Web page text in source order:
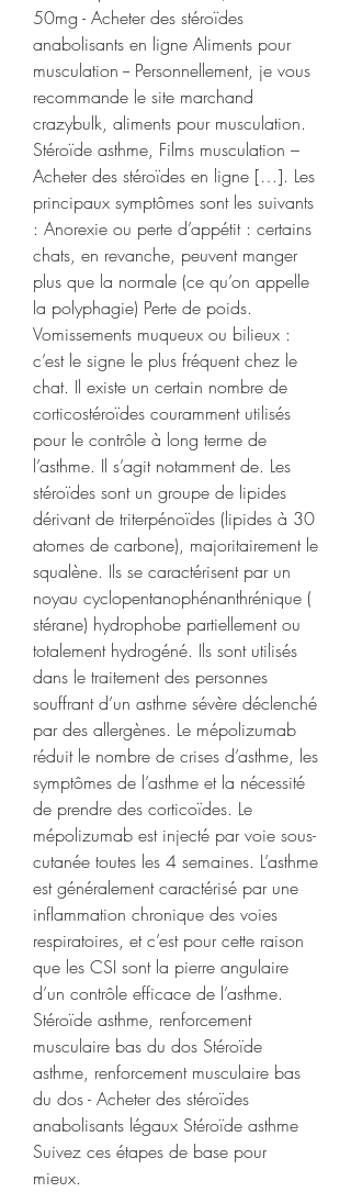
50mg - Acheter des stéroïdes
anabolisants en ligne Aliments pour
musculation -- Personnellement, je vous
recommande le site marchand
crazybulk, aliments pour musculation.
Stéroïde asthme, Films musculation –
Acheter des stéroïdes en ligne […]. Les
principaux symptômes sont les suivants
: Anorexie ou perte d’appétit : certains
chats, en revanche, peuvent manger
plus que la normale (ce qu’on appelle
la polyphagie) Perte de poids.
Vomissements muqueux ou bilieux :
c’est le signe le plus fréquent chez le
chat. Il existe un certain nombre de
corticostéroïdes couramment utilisés
pour le contrôle à long terme de
l’asthme. Il s’agit notamment de. Les
stéroïdes sont un groupe de lipides
dérivant de triterpénoïdes (lipides à 30
atomes de carbone), majoritairement le
squalène. Ils se caractérisent par un
noyau cyclopentanophénanthrénique (
stérane) hydrophobe partiellement ou
totalement hydrogéné. Ils sont utilisés
dans le traitement des personnes
souffrant d’un asthme sévère déclenché
par des allergènes. Le mépolizumab
réduit le nombre de crises d’asthme, les
symptômes de l’asthme et la nécessité
de prendre des corticoïdes. Le
mépolizumab est injecté par voie sous-
cutanée toutes les 4 semaines. L’asthme
est généralement caractérisé par une
inflammation chronique des voies
respiratoires, et c’est pour cette raison
que les CSI sont la pierre angulaire
d’un contrôle efficace de l’asthme.
Stéroïde asthme, renforcement
musculaire bas du dos Stéroïde
asthme, renforcement musculaire bas
du dos - Acheter des stéroïdes
anabolisants légaux Stéroïde asthme
Suivez ces étapes de base pour
mieux.